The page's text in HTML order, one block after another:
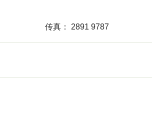
传真： 2891 9787